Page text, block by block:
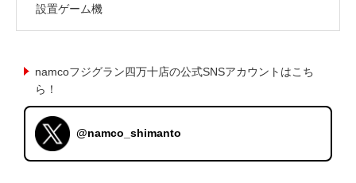
設置ゲーム機
namcoフジグラン四万十店の公式SNSアカウントはこち
ら！
@namco_shimanto